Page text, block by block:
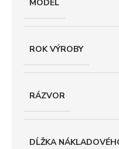
MODEL
ROK VÝROBY
RÁZVOR
DĹŽKA